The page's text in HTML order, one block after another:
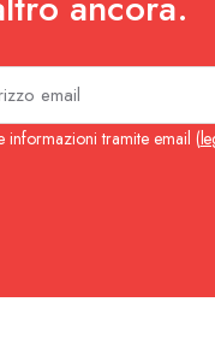
informazioni tramite email (